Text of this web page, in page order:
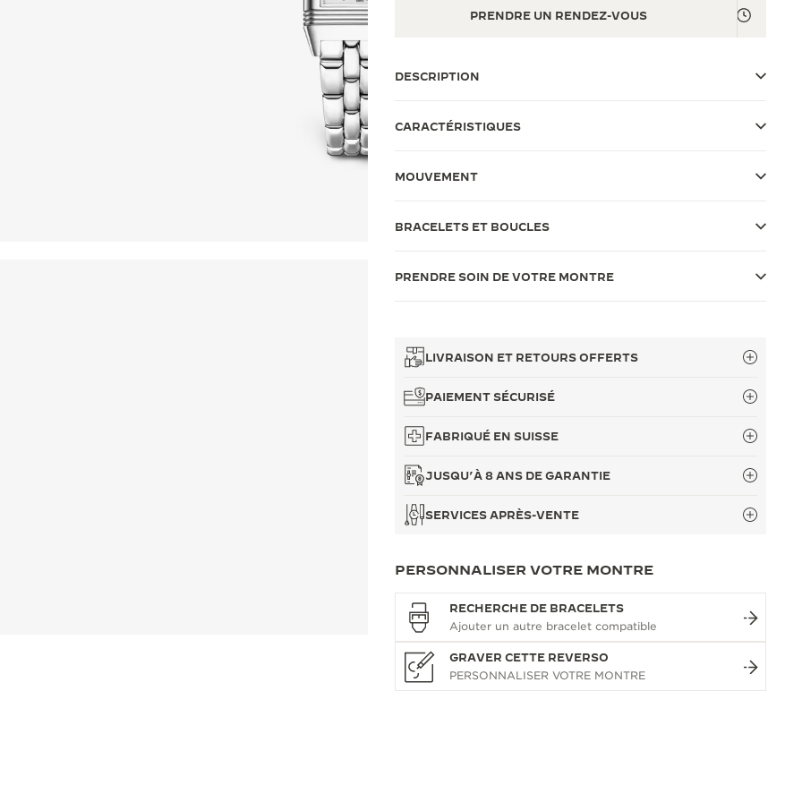
PRENDRE UN RENDEZ-VOUS
DESCRIPTION
CARACTÉRISTIQUES
MOUVEMENT
BRACELETS ET BOUCLES
PRENDRE SOIN DE VOTRE MONTRE
LIVRAISON ET RETOURS OFFERTS
PAIEMENT SÉCURISÉ
FABRIQUÉ EN SUISSE
JUSQU’À 8 ANS DE GARANTIE
SERVICES APRÈS-VENTE
PERSONNALISER VOTRE MONTRE
RECHERCHE DE BRACELETS
GRAVER CETTE REVERSO